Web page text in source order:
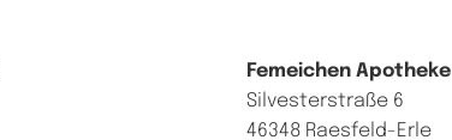
Fe­mei­chen Apo­the­ke
Sil­ves­ter­stra­ße 6
46348 Raes­feld-Er­le